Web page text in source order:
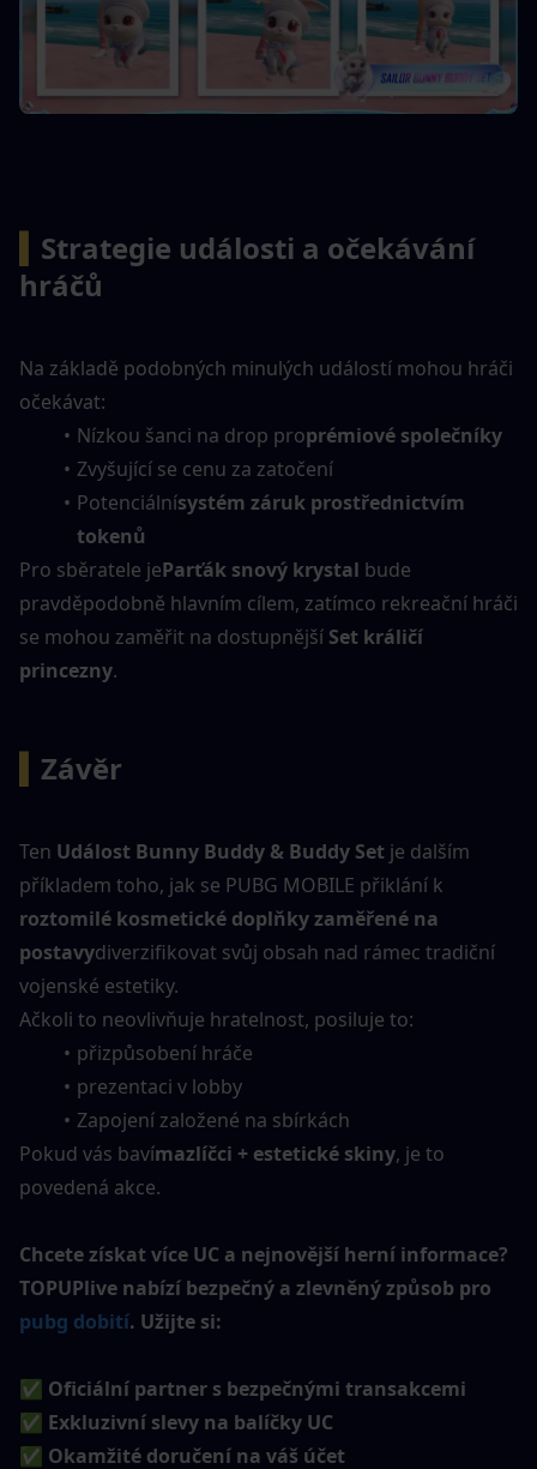
Strategie události a očekávání
hráčů
Na základě podobných minulých událostí mohou hráči
očekávat:
Nízkou šanci na drop proprémiové společníky
Zvyšující se cenu za zatočení
Potenciálnísystém záruk prostřednictvím
tokenů
Pro sběratele jeParťák snový krystal bude
pravděpodobně hlavním cílem, zatímco rekreační hráči
se mohou zaměřit na dostupnější Set králičí
princezny.
Závěr
Ten Událost Bunny Buddy & Buddy Set je dalším
roztomilé kosmetické doplňky zaměřené na
postavydiverzifikovat svůj obsah nad rámec tradiční
vojenské estetiky.
Ačkoli to neovlivňuje hratelnost, posiluje to:
přizpůsobení hráče
prezentaci v lobby
Zapojení založené na sbírkách
Pokud vás bavímazlíčci + estetické skiny, je to
povedená akce.
Chcete získat více UC a nejnovější herní informace?
pubg dobití. Užijte si:
✅ Oficiální partner s bezpečnými transakcemi
✅ Exkluzivní slevy na balíčky UC
✅ Okamžité doručení na váš účet